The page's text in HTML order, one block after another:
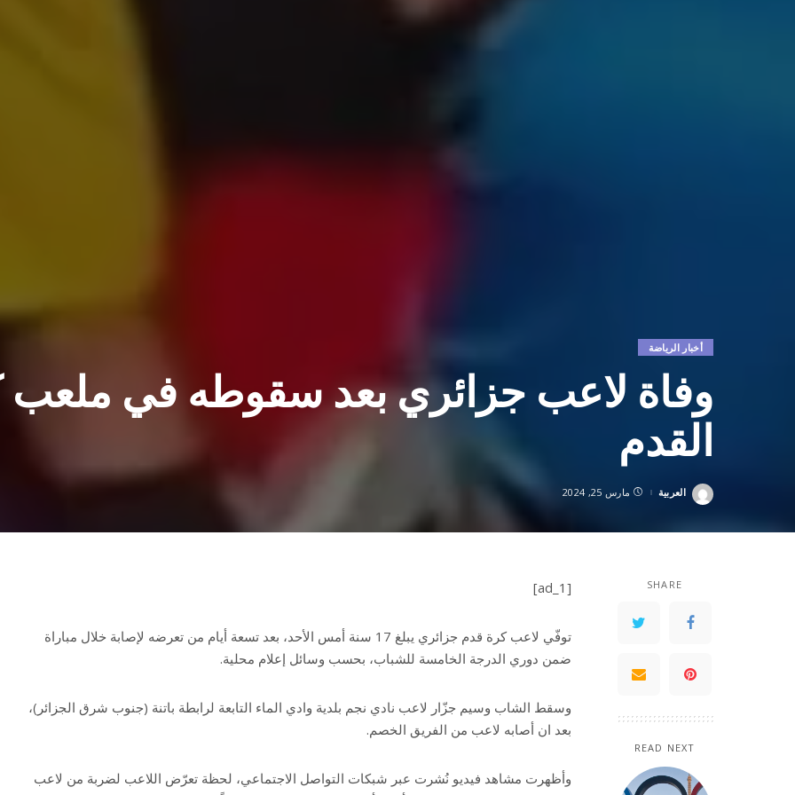
أخبار الرياضة
وفاة لاعب جزائري بعد سقوطه في ملعب
القدم
Posted
العربية مارس 25, 2024
SHARE
READ NEXT
[ad_1]
توفّي لاعب كرة قدم جزائري يبلغ 17 سنة أمس الأحد، بعد تسعة أيام من تعرضه لإصابة خلال مباراة
ضمن دوري الدرجة الخامسة للشباب، بحسب وسائل إعلام محلية.
وسقط الشاب وسيم جزّار لاعب نادي نجم بلدية وادي الماء التابعة لرابطة باتنة (جنوب شرق الجزائر)،
بعد ان أصابه لاعب من الفريق الخصم.
وأظهرت مشاهد فيديو نُشرت عبر شبكات التواصل الاجتماعي، لحظة تعرّض اللاعب لضربة من لاعب